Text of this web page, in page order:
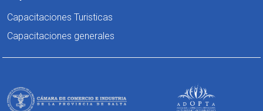
Capacitaciones Turisticas
Capacitaciones generales